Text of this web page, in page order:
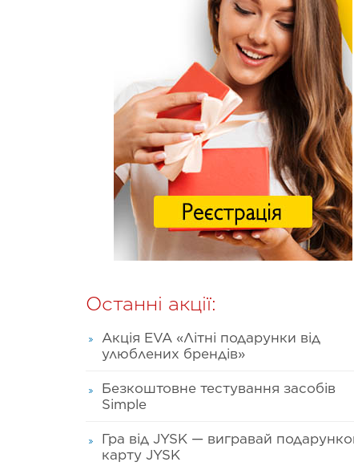
Останні акції:
Акція EVA «Літні подарунки від
улюблених брендів»
Безкоштовне тестування засобів
Simple
Гра від JYSK — вигравай
карту JYSK